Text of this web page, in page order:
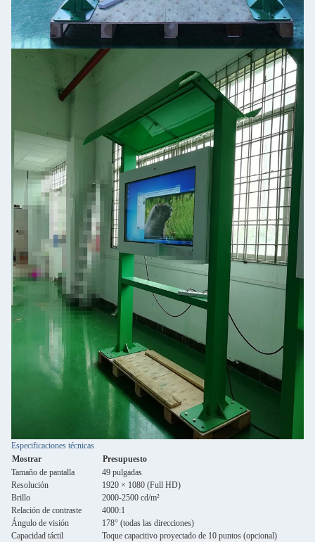
Especificaciones técnicas
Mostrar
Presupuesto
Tamaño de pantalla
49 pulgadas
Resolución
1920 × 1080 (Full HD)
Brillo
2000-2500 cd/m²
Relación de contraste
4000:1
Ángulo de visión
178° (todas las direcciones)
Capacidad táctil
Toque capacitivo proyectado de 10 puntos (opcional)